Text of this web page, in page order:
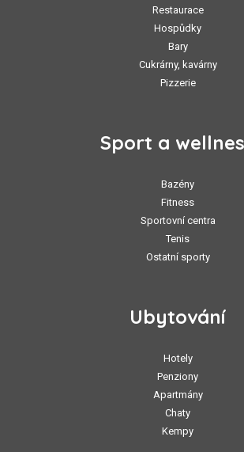
Restaurace
Hospůdky
Bary
Cukrárny, kavárny
Pizzerie
Sport a
Bazény
Fitness
Sportovní centra
Tenis
Ostatní sporty
Ubytování
Hotely
Penziony
Apartmány
Chaty
Kempy